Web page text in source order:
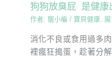
狗狗放臭屁 是健康
作者: 寵小編 / 寶貝健康,
消化不良或食用過多
裡瘋狂搗蛋，趁著分